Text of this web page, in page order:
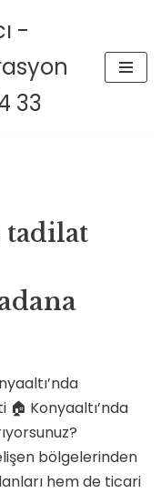
-
33
tadilat
Konyaaltı’nda
bölgelerinden
hem de ticari